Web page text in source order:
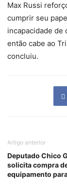
Max Russi
cumprir seu
incapacidade de
então cabe ao
concluiu.
Artigo anterior
Deputado Chico
solicita compra
equipamento